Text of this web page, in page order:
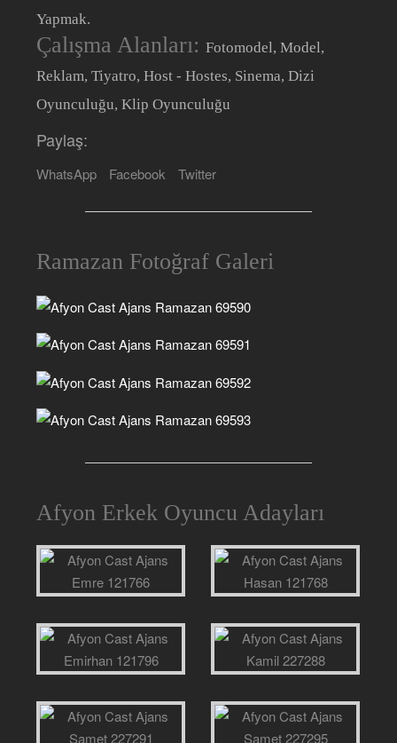
Yapmak.
Çalışma Alanları:Fotomodel, Model,
Reklam, Tiyatro, Host - Hostes, Sinema, Dizi
Oyunculuğu, Klip Oyunculuğu
Paylaş:
WhatsApp Facebook Twitter
Ramazan Fotoğraf Galeri
Afyon Erkek Oyuncu Adayları